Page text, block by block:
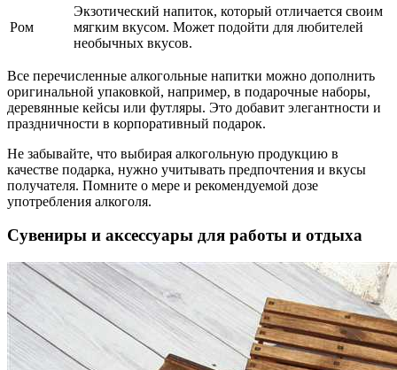
Ром
Экзотический напиток, который отличается своим
мягким вкусом. Может подойти для любителей
необычных вкусов.
Все перечисленные алкогольные напитки можно дополнить
оригинальной упаковкой, например, в подарочные наборы,
деревянные кейсы или футляры. Это добавит элегантности и
праздничности в корпоративный подарок.
Не забывайте, что выбирая алкогольную продукцию в
качестве подарка, нужно учитывать предпочтения и вкусы
получателя. Помните о мере и рекомендуемой дозе
употребления алкоголя.
Сувениры и аксессуары для работы и отдыха